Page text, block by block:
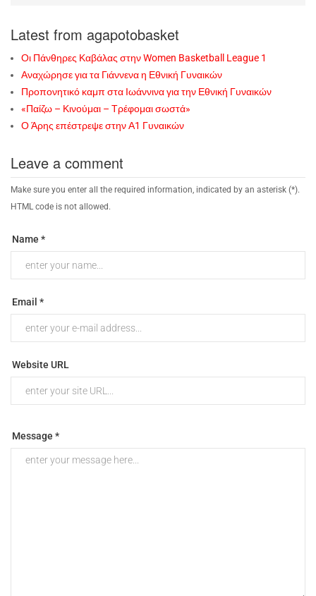
Latest from agapotobasket
Οι Πάνθηρες Καβάλας στην Women Basketball League 1
Αναχώρησε για τα Γιάννενα η Εθνική Γυναικών
Προπονητικό καμπ στα Ιωάννινα για την Εθνική Γυναικών
«Παίζω – Κινούμαι – Τρέφομαι σωστά»
Ο Άρης επέστρεψε στην Α1 Γυναικών
Leave a comment
Make sure you enter all the required information, indicated by an asterisk (*).
HTML code is not allowed.
Name *
Email *
Website URL
Message *